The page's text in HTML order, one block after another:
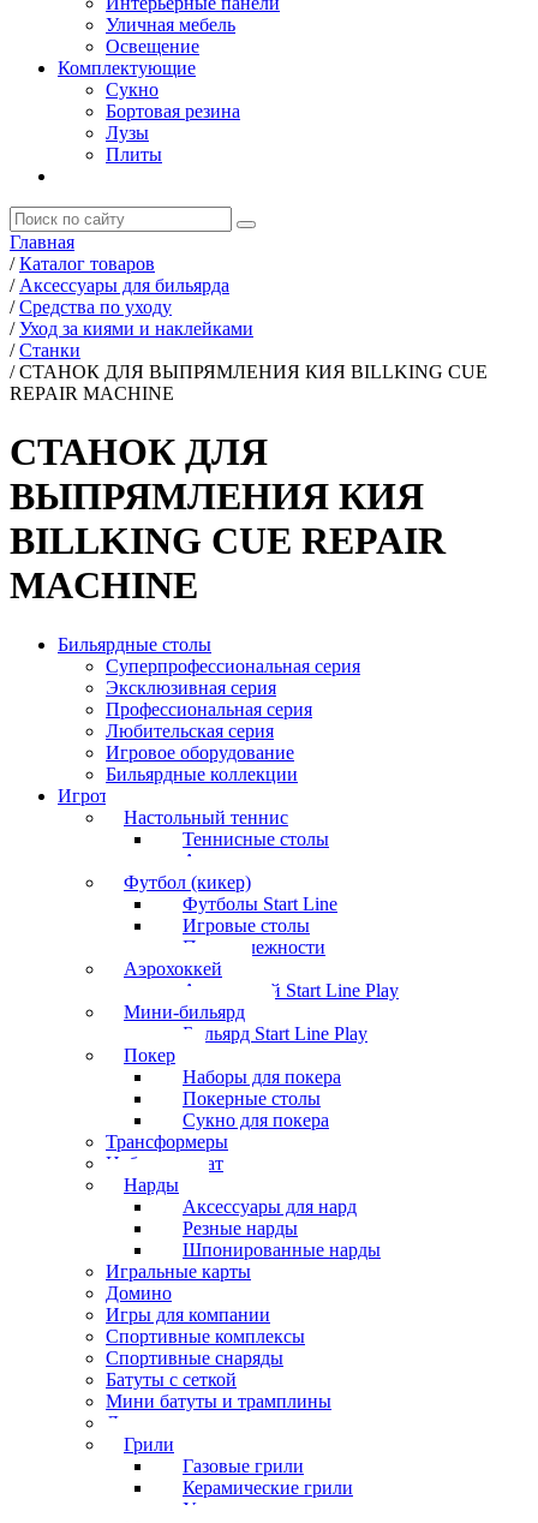
Уличная мебель
Освещение
Комплектующие
Сукно
Бортовая резина
Лузы
Плиты
Главная
/ Каталог товаров
/ Аксессуары для бильярда
/ Средства по уходу
/ Уход за киями и наклейками
/ Станки
/ СТАНОК ДЛЯ ВЫПРЯМЛЕНИЯ КИЯ BILLKING CUE
REPAIR MACHINE
СТАНОК ДЛЯ
ВЫПРЯМЛЕНИЯ КИЯ
BILLKING CUE REPAIR
MACHINE
Бильярдные столы
Суперпрофессиональная серия
Эксклюзивная серия
Профессиональная серия
Любительская серия
Игровое оборудование
Бильярдные коллекции
Игротека
Настольный теннис
Теннисные столы
Аксессуары
Футбол (кикер)
Футболы Start Line
Игровые столы
Принадлежности
Аэрохоккей
Аэрохоккей Start Line Play
Мини-бильярд
Бильярд Start Line Play
Покер
Наборы для покера
Покерные столы
Сукно для покера
Трансформеры
Набор шахмат
Нарды
Аксессуары для нард
Резные нарды
Шпонированные нарды
Игральные карты
Домино
Игры для компании
Спортивные комплексы
Спортивные снаряды
Батуты с сеткой
Мини батуты и трамплины
Дартс
Грили
Газовые грили
Керамические грили
Угольные грили